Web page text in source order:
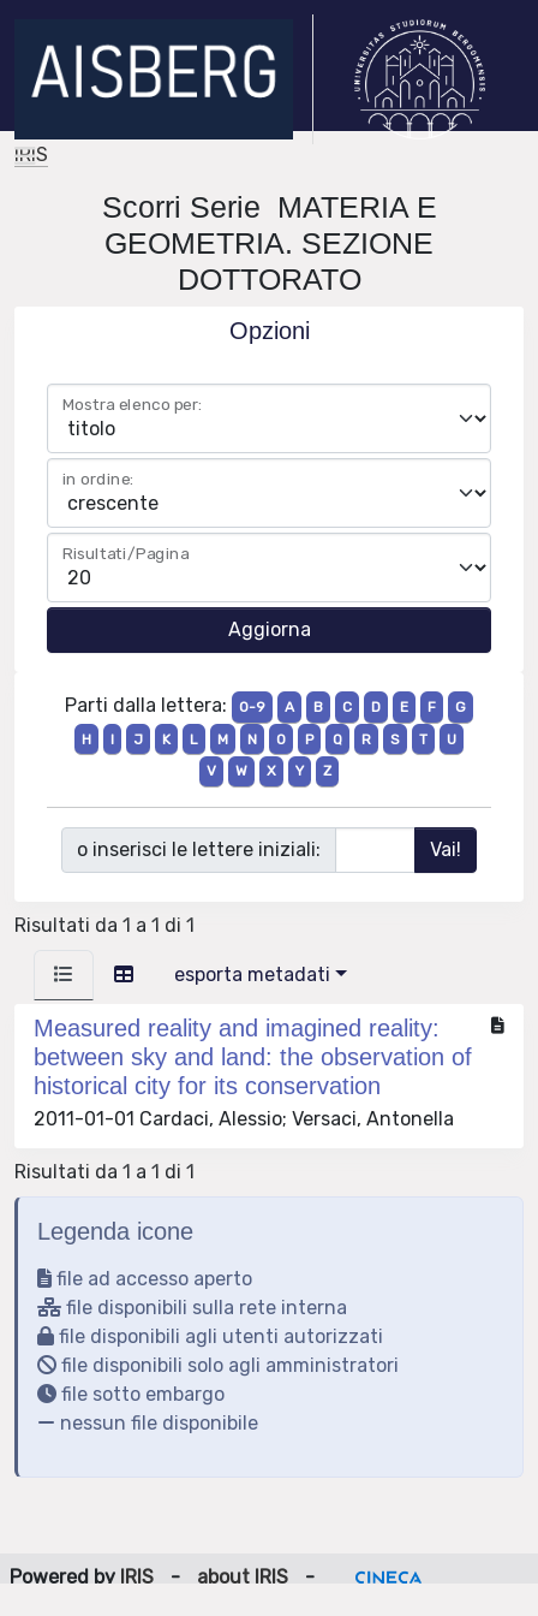
IRIS
Scorri Serie MATERIA E
GEOMETRIA. SEZIONE
DOTTORATO
Opzioni
Mostra elenco per:
in ordine:
Risultati/Pagina
Parti dalla lettera: 0-9 A B C D E F
G
H
I J K L M N O P Q R S T
U
V
W X Y Z
o inserisci le lettere iniziali:
Risultati da 1 a 1 di 1
esporta metadati
Measured reality and imagined reality:
between sky and land: the observation of
historical city for its conservation
2011-01-01 Cardaci, Alessio; Versaci, Antonella
Risultati da 1 a 1 di 1
Legenda icone
file ad accesso aperto
file disponibili sulla rete interna
file disponibili agli utenti autorizzati
file disponibili solo agli amministratori
file sotto embargo
nessun file disponibile
Powered by IRIS - about IRIS
-